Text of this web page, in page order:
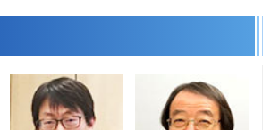
震紧急对策：目标为死亡人数至少减半，重点强
过往并抑制反应的机制，阐明即便DNA相同反应
李鸥 安宁